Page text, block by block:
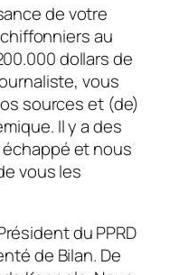
de votre
au
dollars de
vous
sources et (de)
Il y a des
et nous
vous les
du PPRD
de Bilan. De